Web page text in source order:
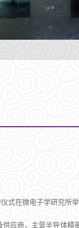
式在微电子学研究所
供应商，主营半导体